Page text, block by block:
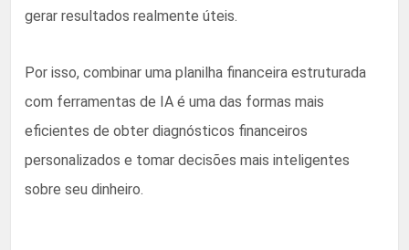
gerar resultados realmente úteis.
Por isso, combinar uma planilha financeira estruturada
com ferramentas de IA é uma das formas mais
eficientes de obter diagnósticos financeiros
personalizados e tomar decisões mais inteligentes
sobre seu dinheiro.